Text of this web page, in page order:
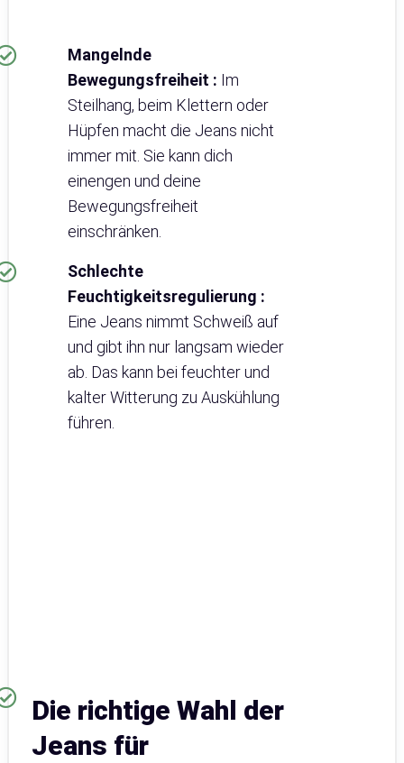
Mangelnde
Bewegungsfreiheit : Im
Steilhang, beim Klettern oder
Hüpfen macht die Jeans nicht
immer mit. Sie kann dich
einengen und deine
Bewegungsfreiheit
einschränken.
Schlechte
Feuchtigkeitsregulierung :
Eine Jeans nimmt Schweiß auf
und gibt ihn nur langsam wieder
ab. Das kann bei feuchter und
kalter Witterung zu Auskühlung
führen.
Die richtige Wahl der
Jeans für